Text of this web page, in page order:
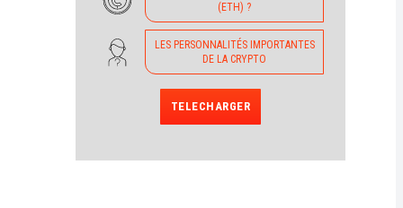
(ETH) ?
LES PERSONNALITÉS IMPORTANTES
DE LA CRYPTO
TELECHARGER